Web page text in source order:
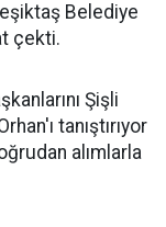
Belediye
çekti.
Şişli
tanıştırıyor
alımlarla